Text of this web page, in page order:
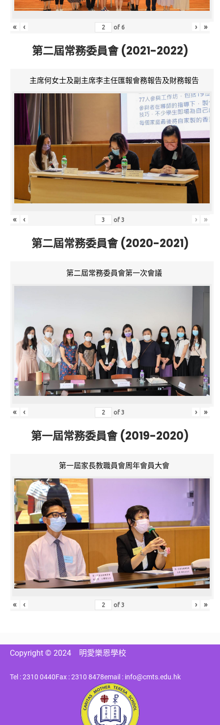
« ‹ of 6 › »
第二屆常務委員會 (2021-2022)
主席何女士及副主席李主任匯報會務報告及財務報告
« ‹ of3 › »
第二屆常務委員會 (2020-2021)
第二屆常務委員會第一次會議
« ‹ of3 › »
第一屆常務委員會 (2019-2020)
第一屆家長教職員會周年會員大會
« ‹ of3 › »
Copyright © 2024 明愛樂恩學校
Tel : 2310 0440Fax : 2310 8478email : info@cmts.edu.hk